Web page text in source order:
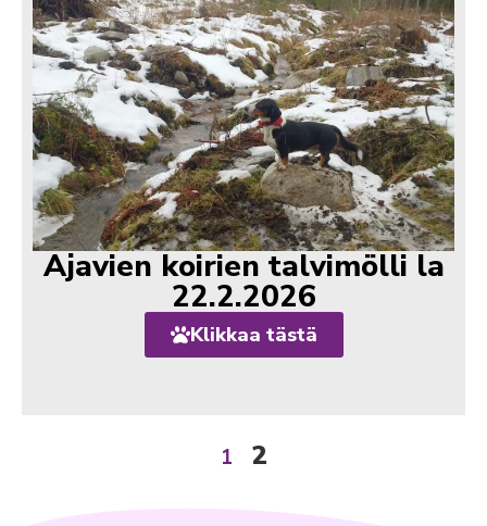
Ajavien koirien talvimölli la
22.2.2026
Klikkaa tästä
1 2